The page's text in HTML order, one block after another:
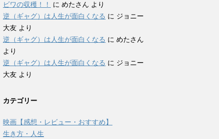
ビワの収穫！！
に めたさん より
逆（ギャグ）は人生が面白くなる に ジョニー
大友 より
逆（ギャグ）は人生が面白くなる に めたさん
より
逆（ギャグ）は人生が面白くなる に ジョニー
大友 より
カテゴリー
映画【感想・レビュー・おすすめ】
生き方・人生